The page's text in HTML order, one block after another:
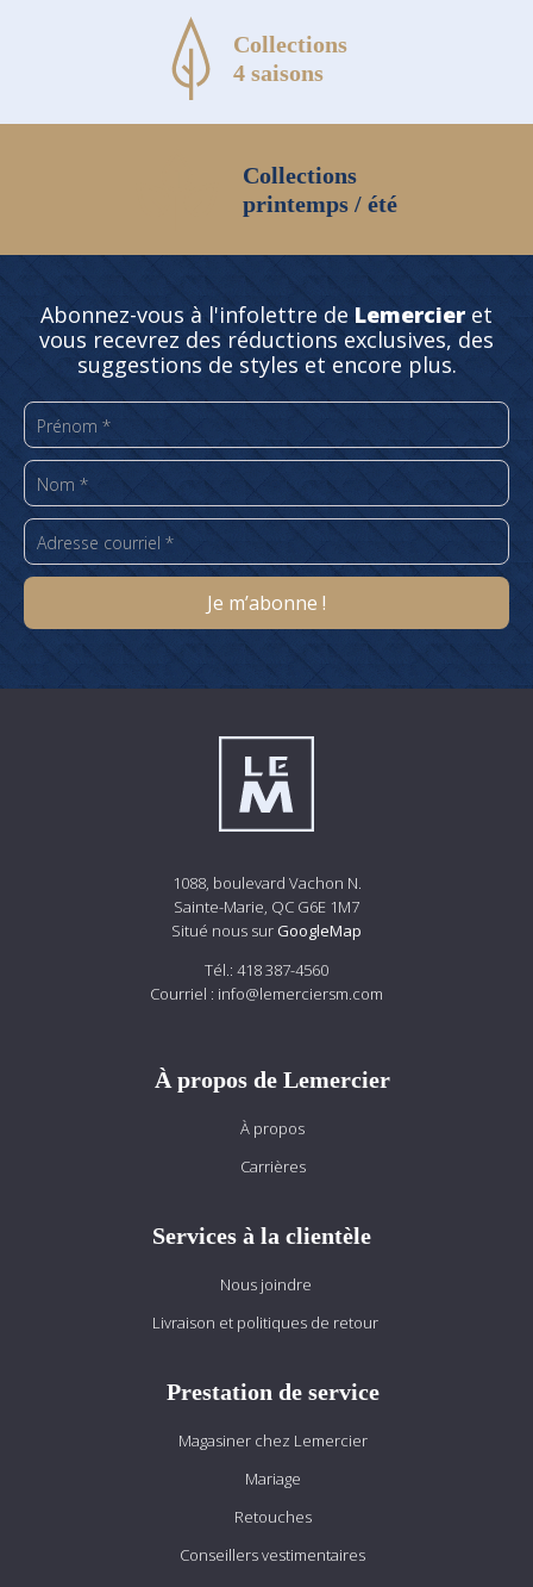
Collections
4 saisons
Collections
printemps / été
Abonnez-vous à l'infolettre de Lemercier et
vous recevrez des réductions exclusives, des
suggestions de styles et encore plus.
1088, boulevard Vachon N.
Sainte-Marie, QC G6E 1M7
Situé nous sur GoogleMap
Tél.: 418 387-4560
Courriel : info@lemerciersm.com
À propos de Lemercier
À propos
Carrières
Services à la clientèle
Nous joindre
Livraison et politiques de retour
Prestation de service
Magasiner chez Lemercier
Mariage
Retouches
Conseillers vestimentaires